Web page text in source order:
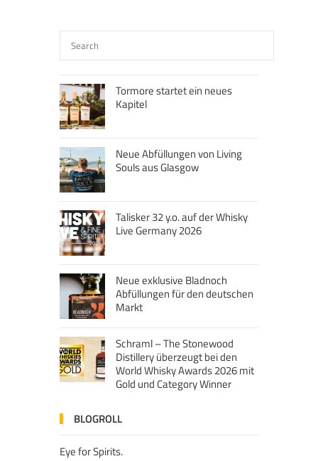
Tormore startet ein neues
Kapitel
Neue Abfüllungen von Living
Souls aus Glasgow
Talisker 32 y.o. auf der Whisky
Live Germany 2026
Neue exklusive Bladnoch
Abfüllungen für den deutschen
Markt
Schraml – The Stonewood
Distillery überzeugt bei den
World Whisky Awards 2026 mit
Gold und Category Winner
BLOGROLL
Eye for Spirits.